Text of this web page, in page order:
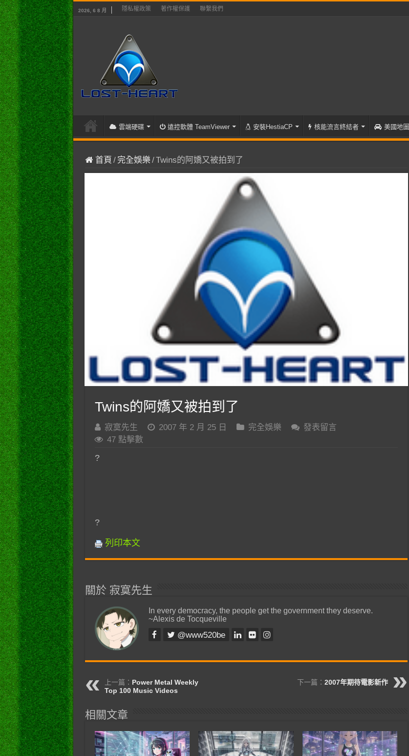
2026, 6 8 月 隱私權政策 著作權保護 聯繫我們
雲端硬碟 遠控軟體 TeamViewer 安裝HestiaCP 核能流言終結者 美國地圖
首頁 / 完全娛樂 /Twins的阿嬌又被拍到了
Twins的阿嬌又被拍到了
寂寞先生 2007 年 2 月 25 日 完全娛樂
發表留言
47 點擊數
?
?
列印本文
關於 寂寞先生
In every democracy, the people get the government they deserve.
~Alexis de Tocqueville
@www520be
上一篇： Power Metal Weekly
Top 100 Music Videos
下一篇： 2007年期待電影新作
相關文章